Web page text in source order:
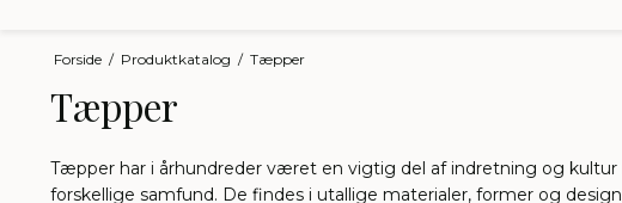
Forside / Produktkatalog / Tæpper
Tæpper
Tæpper har i århundreder været en vigtig del af indretning og kultur
forskellige samfund. De findes i utallige materialer, former og